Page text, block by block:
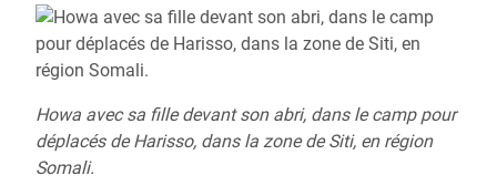
Howa avec sa fille devant son abri, dans le camp pour
déplacés de Harisso, dans la zone de Siti, en région
Somali.